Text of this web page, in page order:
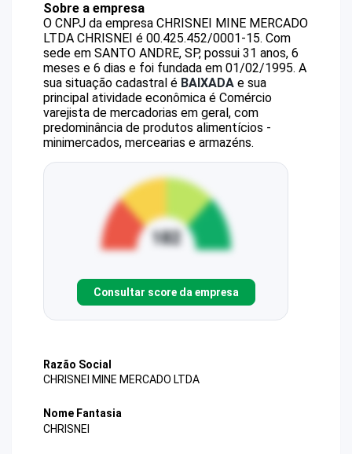
Sobre a empresa
O CNPJ da empresa CHRISNEI MINE MERCADO
LTDA CHRISNEI é 00.425.452/0001-15. Com
sede em SANTO ANDRE, SP, possui 31 anos, 6
meses e 6 dias e foi fundada em 01/02/1995. A
sua situação cadastral é BAIXADA e sua
principal atividade econômica é Comércio
varejista de mercadorias em geral, com
predominância de produtos alimentícios -
minimercados, mercearias e armazéns.
Consultar score da empresa
Razão Social
CHRISNEI MINE MERCADO LTDA
Nome Fantasia
CHRISNEI